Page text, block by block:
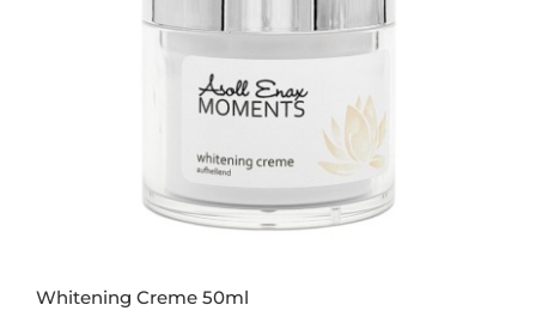
Whitening Creme 50ml